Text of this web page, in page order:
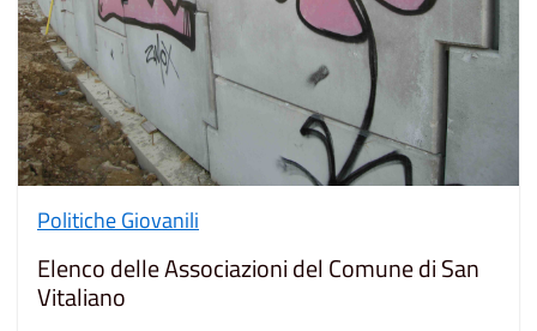
Politiche Giovanili
Elenco delle Associazioni del Comune di San
Vitaliano